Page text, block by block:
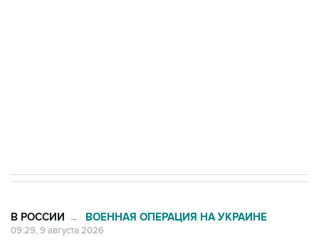
В РОССИИ → ВОЕННАЯ ОПЕРАЦИЯ НА УКРАИНЕ
09:29, 9 августа 2026